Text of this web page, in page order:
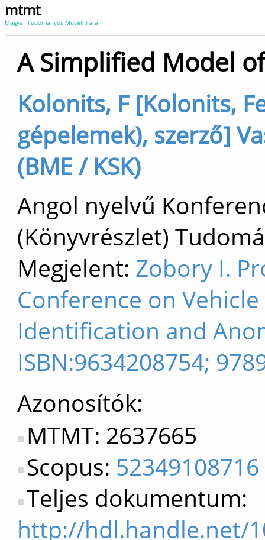
mtmt
Magyar Tudományos Művek Tára
A Simplified Model
Kolonits, F [Kolonits,
gépelemek), szerző]
(BME / KSK)
Angol nyelvű
(Könyvrészlet)
Megjelent: Zobory I.
Conference on
Identification and
ISBN:9634208754;
Azonosítók
MTMT: 2637665
Scopus: 52349108716
Teljes dokumentum:
http://hdl.handle.net/